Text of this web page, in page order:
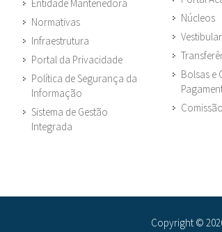
Entidade Mantenedora
Normativas
Infraestrutura
Portal da Privacidade
Política de Segurança da
Informação
Sistema de Gestão
Integrada
Núcleos
Vestibular
Bolsas e
Copyright ©